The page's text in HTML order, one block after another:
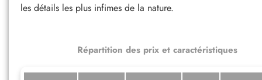
les détails les plus infimes de la nature.
Répartition des prix et caractéristiques